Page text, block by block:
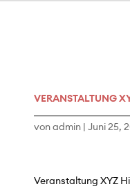
VERANSTALTUNG
vonadmin |Juni 25,
Veranstaltung XYZ